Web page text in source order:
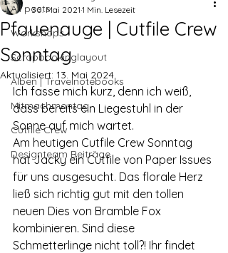
All posts
Workshops
Scrapbookinglayout
Alben | Travelnotebooks
Mitmachmontag
Cutfile Crew
Designteam Beiträge
Pfauenauge | Cutfile Crew
Sonntag
30. Mai 2021 1 Min. Lesezeit
Aktualisiert: 13. Mai 2024
Ich fasse mich kurz, denn ich weiß,
dass bereits ein Liegestuhl in der
Sonne auf mich wartet.
Am heutigen Cutfile Crew Sonntag
hat Jacky ein Cutfile von Paper Issues
für uns ausgesucht. Das florale Herz
ließ sich richtig gut mit den tollen
neuen Dies von Bramble Fox
kombinieren. Sind diese
Schmetterlinge nicht toll?! Ihr findet